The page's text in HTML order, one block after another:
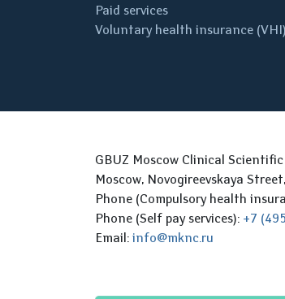
Paid services
Voluntary health insurance (VHI)
GBUZ Moscow Clinical
Moscow, Novogireevskaya
Phone (Compulsory health
Phone (Self pay services): +7
Email: info@mknc.ru